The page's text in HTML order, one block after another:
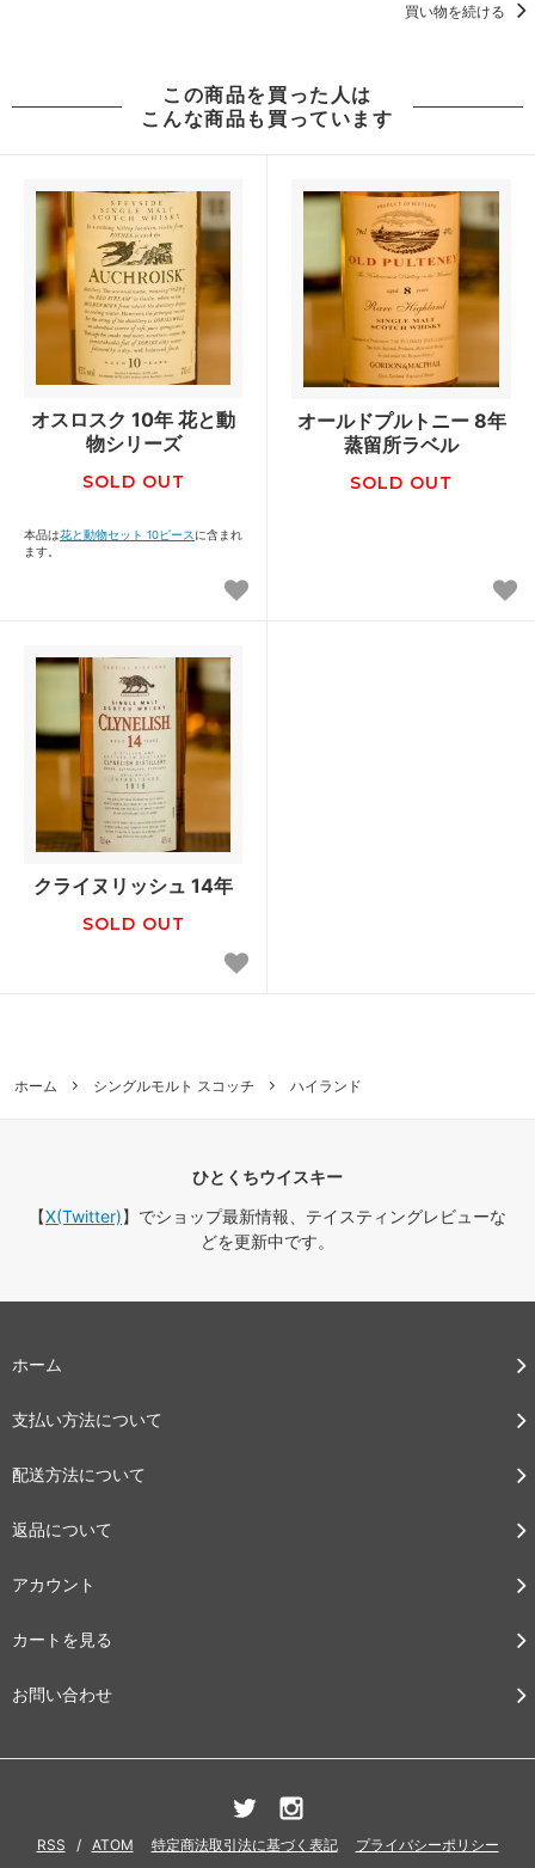
買い物を続ける
この商品を買った人は
こんな商品も買っています
オスロスク 10年 花と動
物シリーズ
SOLD OUT
本品は花と動物セット 10ピース に含まれ
ます。
オールドプルトニー 8年
蒸留所ラベル
SOLD OUT
クライヌリッシュ 14年
SOLD OUT
ホーム シングルモルト スコッチ ハイランド
ひとくちウイスキー
【X(Twitter)】でショップ最新情報、テイスティングレビューな
どを更新中です。
ホーム
支払い方法について
配送方法について
返品について
アカウント
カートを見る
お問い合わせ
RSS / ATOM 特定商法取引法に基づく表記 プライバシーポリシー